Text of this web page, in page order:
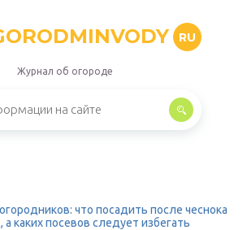
RU
Журнал об огороде
что посадить после чеснока
каких посевов следует избегать